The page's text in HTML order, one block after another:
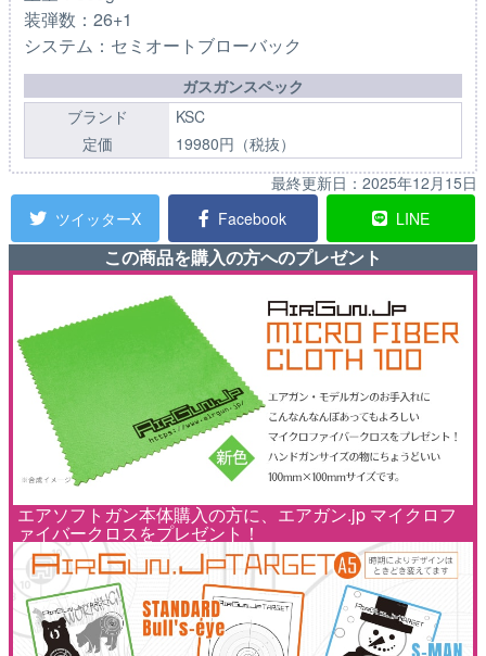
装弾数：26+1
システム：セミオートブローバック
ガスガンスペック
ブランド
KSC
定価
19980円（税抜）
最終更新日： 2025年12月15日
ツイッターX
Facebook LINE
この商品を購入の方へのプレゼント
エアソフトガン本体購入の方に、エアガン.jp マイクロフ
ァイバークロスをプレゼント！